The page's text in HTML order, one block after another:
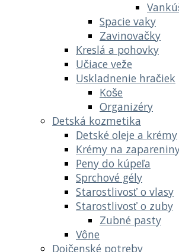
Spacie vaky
Zavinovačky
Kreslá a pohovky
Učiace veže
Uskladnenie hračiek
Koše
Organizéry
Detská kozmetika
Detské oleje a krémy
Krémy na
Peny do kúpeľa
Sprchové gély
Starostlivosť o vlasy
Starostlivosť o zuby
Zubné pasty
Vône
Dojčenské potreby